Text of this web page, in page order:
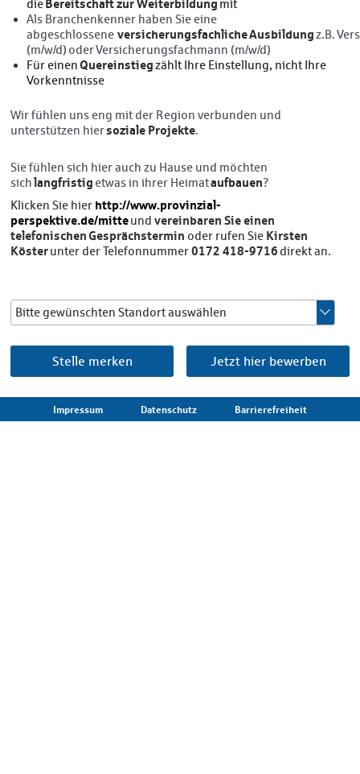
dieBereitschaft zur Weiterbildung mit
Als Branchenkenner haben Sie eine
abgeschlosseneversicherungsfachliche Ausbildungz.B.
(m/w/d) oder Versicherungsfachmann (m/w/d)
Für einenQuereinstiegzählt Ihre Einstellung, nicht Ihre
Vorkenntnisse
Wir fühlen uns eng mit der Region verbunden und
unterstützen hiersoziale Projekte.
Sie fühlen sich hier auch zu Hause und möchten
sichlangfristig etwas in ihrer Heimataufbauen?
Klicken Sie hier http://www.provinzial-
perspektive.de/mitteundvereinbaren Sie einen
telefonischen Gesprächstermin oder rufen Sie Kirsten
Kösterunter der Telefonnummer0172 418-9716 direkt an.
Bitte gewünschten Standort auswählen
Jetzt hier bewerben
Stelle merken
Impressum Datenschutz Barrierefreiheit